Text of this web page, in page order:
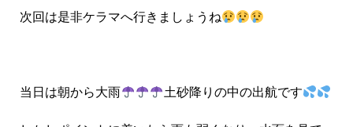
次回は是非ケラマへ行きましょうね
当日は朝から大雨 土砂降りの中の出航です